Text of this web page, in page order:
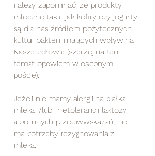
należy zapominać, że produkty
mleczne takie jak kefiry czy jogurty
są dla nas źródłem pożytecznych
kultur bakterii mających wpływ na
Nasze zdrowie (szerzej na ten
temat opowiem w osobnym
poście).
Jeżeli nie mamy alergii na białka
mleka i/lub  nietolerancji laktozy
albo innych przeciwwskazań, nie
ma potrzeby rezygnowania z
mleka.